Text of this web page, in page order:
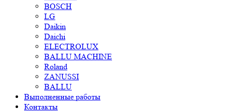
BOSCH
LG
Daikin
Daichi
ELECTROLUX
BALLU MACHINE
Roland
ZANUSSI
BALLU
Выполненные работы
Контакты